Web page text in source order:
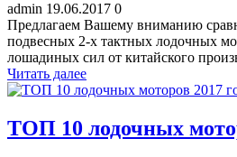
admin 19.06.2017 0
Предлагаем Вашему вниманию
подвесных 2-х тактных лодочных
лошадиных сил от китайского
Читать далее
ТОП 10 лодочных